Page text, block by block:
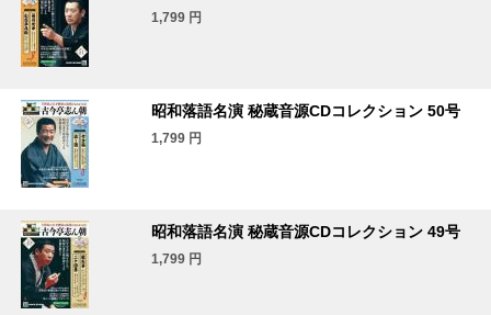
1,799 円
昭和落語名演 秘蔵音源CDコレクション 50号
1,799 円
昭和落語名演 秘蔵音源CDコレクション 49号
1,799 円